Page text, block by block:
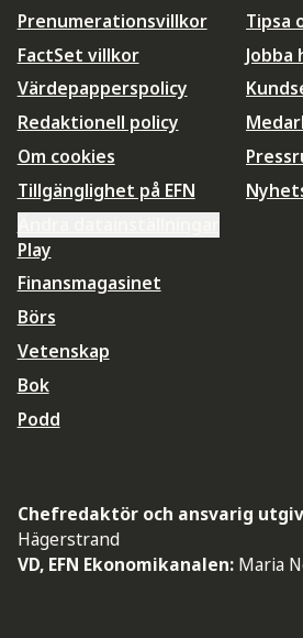
Prenumerationsvillkor
FactSet villkor
Värdepapperspolicy
Redaktionell policy
Om cookies
Tillgänglighet på EFN
Tipsa
Jobba
Play
Finansmagasinet
Börs
Vetenskap
Bok
Podd
Chefredaktör och ansvarig
Hägerstrand
VD, EFN Ekonomikanalen: Maria